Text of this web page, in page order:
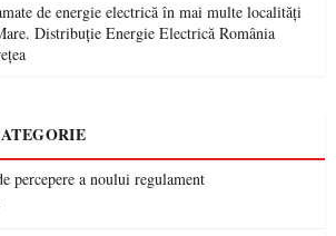
de energie electrică în mai multe localități
Distribuție Energie Electrică România
percepere a noului regulament